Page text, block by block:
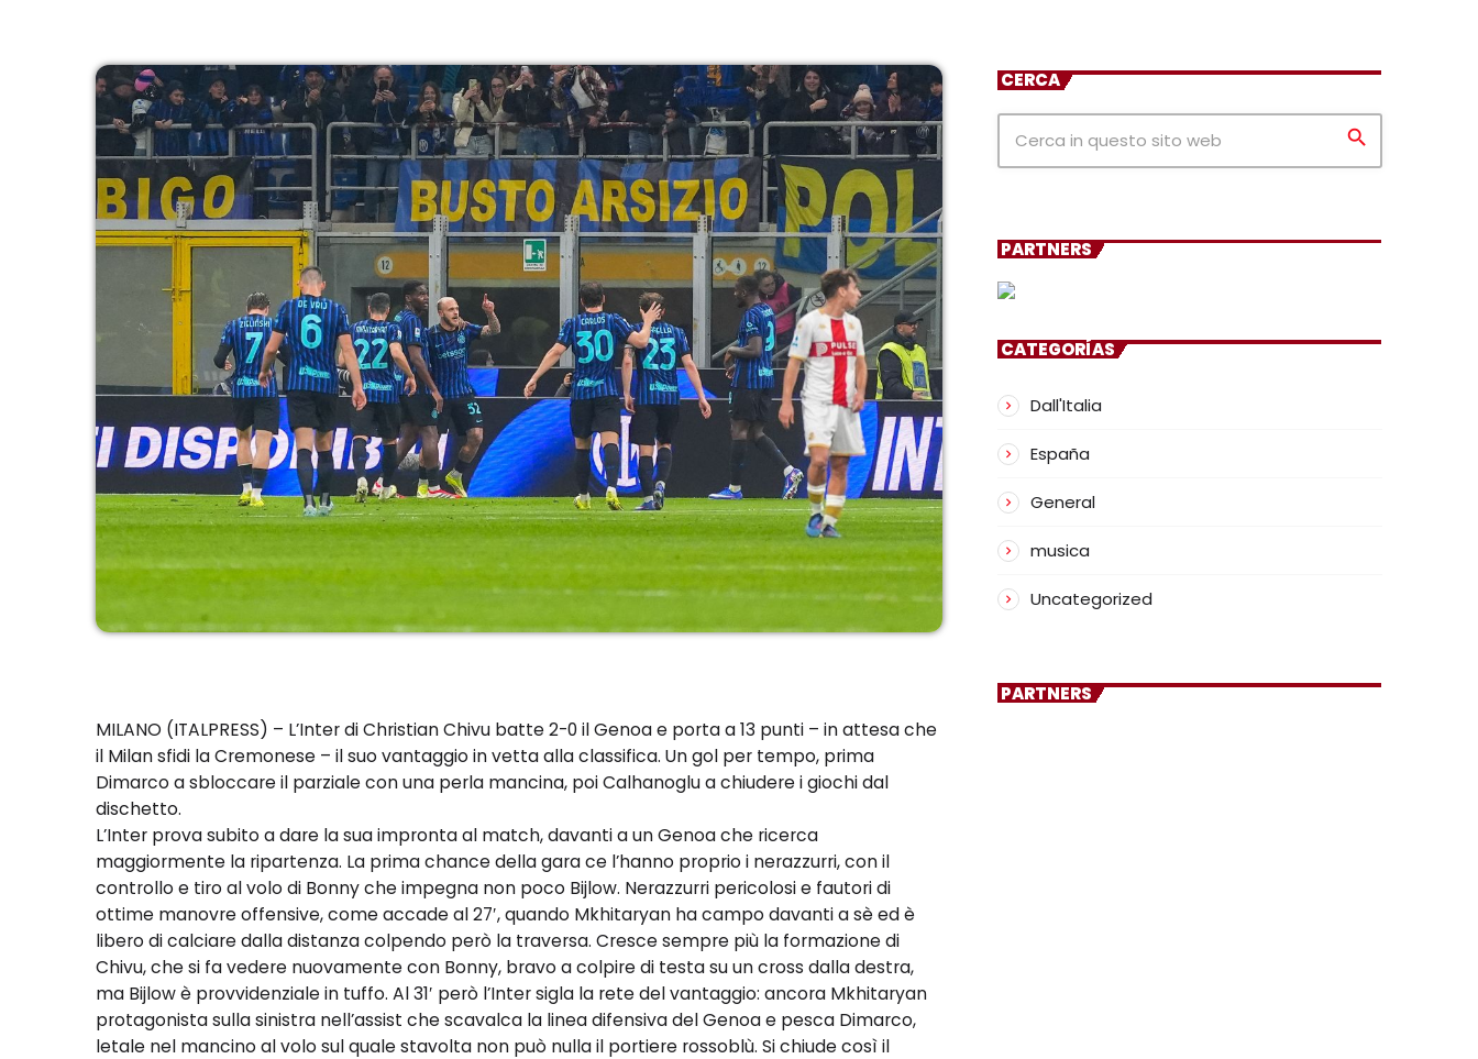
MILANO (ITALPRESS) – L’Inter di Christian Chivu batte 2-0 il Genoa e porta a 13 punti – in attesa che
il Milan sfidi la Cremonese – il suo vantaggio in vetta alla classifica. Un gol per tempo, prima
Dimarco a sbloccare il parziale con una perla mancina, poi Calhanoglu a chiudere i giochi dal
dischetto.
L’Inter prova subito a dare la sua impronta al match, davanti a un Genoa che ricerca
maggiormente la ripartenza. La prima chance della gara ce l’hanno proprio i nerazzurri, con il
controllo e tiro al volo di Bonny che impegna non poco Bijlow. Nerazzurri pericolosi e fautori di
ottime manovre offensive, come accade al 27′, quando Mkhitaryan ha campo davanti a sè ed è
libero di calciare dalla distanza colpendo però la traversa. Cresce sempre più la formazione di
Chivu, che si fa vedere nuovamente con Bonny, bravo a colpire di testa su un cross dalla destra,
ma Bijlow è provvidenziale in tuffo. Al 31′ però l’Inter sigla la rete del vantaggio: ancora Mkhitaryan
protagonista sulla sinistra nell’assist che scavalca la linea difensiva del Genoa e pesca Dimarco,
letale nel mancino al volo sul quale stavolta non può nulla il portiere rossoblù. Si chiude così il
CERCA
search
PARTNERS
CATEGORÍAS
Dall'Italia
España
General
musica
Uncategorized
PARTNERS